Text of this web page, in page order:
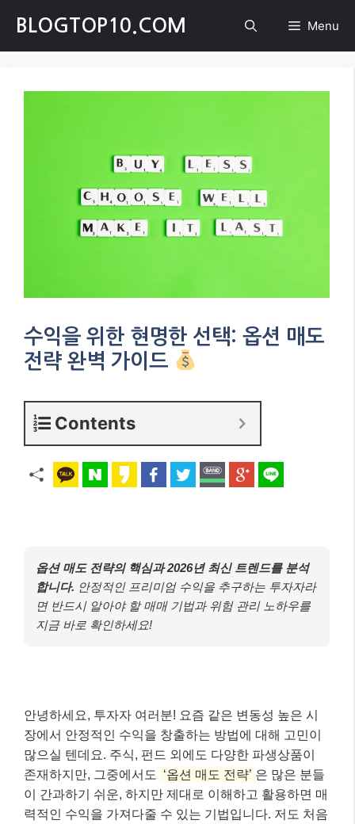
content
BLOGTOP10.COM Menu
수익을 위한 현명한 선택: 옵션 매도
전략 완벽 가이드
Contents
옵션 매도 전략의 핵심과 2026년 최신 트렌드를 분석
합니다. 안정적인 프리미엄 수익을 추구하는 투자자라
면 반드시 알아야 할 매매 기법과 위험 관리 노하우를
지금 바로 확인하세요!
안녕하세요, 투자자 여러분! 요즘 같은 변동성 높은 시
장에서 안정적인 수익을 창출하는 방법에 대해 고민이
많으실 텐데요. 주식, 펀드 외에도 다양한 파생상품이
존재하지만, 그중에서도
‘옵션 매도 전략’ 은 많은 분들
이 간과하기 쉬운, 하지만 제대로 이해하고 활용하면 매
력적인 수익을 가져다줄 수 있는 기법입니다. 저도 처음